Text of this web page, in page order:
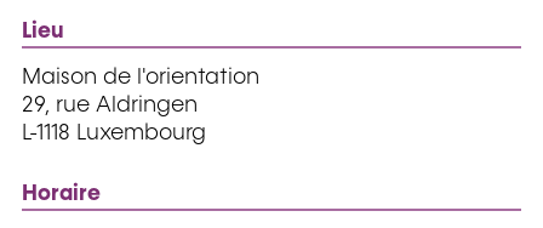
Lieu
Maison de l'orientation
29, rue Aldringen
L-1118 Luxembourg
Horaire